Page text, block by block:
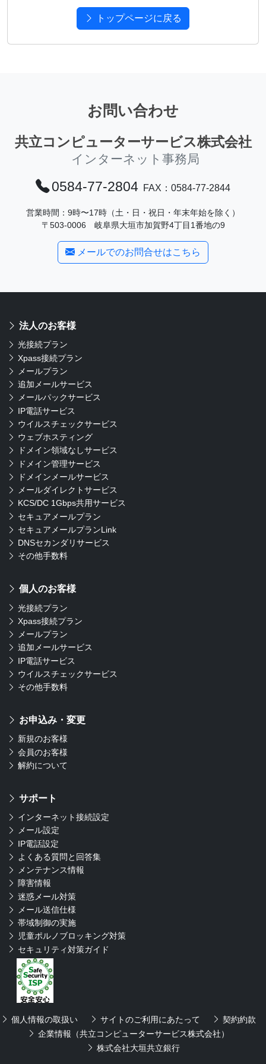
トップページに戻る
お問い合わせ
共立コンピューターサービス株式会社
インターネット事務局
0584-77-2804 FAX：0584-77-2844
営業時間：9時〜17時（土・日・祝日・年末年始を除く）
〒503-0006 岐阜県大垣市加賀野4丁目1番地の9
メールでのお問合せはこちら
法人のお客様
光接続プラン
Xpass接続プラン
メールプラン
追加メールサービス
メールパックサービス
IP電話サービス
ウイルスチェックサービス
ウェブホスティング
ドメイン領域なしサービス
ドメイン管理サービス
ドメインメールサービス
メールダイレクトサービス
KCS/DC 1Gbps共用サービス
セキュアメールプラン
セキュアメールプランLink
DNSセカンダリサービス
その他手数料
個人のお客様
光接続プラン
Xpass接続プラン
メールプラン
追加メールサービス
IP電話サービス
ウイルスチェックサービス
その他手数料
お申込み・変更
新規のお客様
会員のお客様
解約について
サポート
インターネット接続設定
メール設定
IP電話設定
よくある質問と回答集
メンテナンス情報
障害情報
迷惑メール対策
メール送信仕様
帯域制御の実施
児童ポルノブロッキング対策
セキュリティ対策ガイド
個人情報の取扱い サイトのご利用にあたって
契約約款
企業情報（共立コンピューターサービス株式会社）
株式会社大垣共立銀行